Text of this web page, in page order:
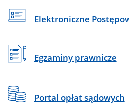
Elektroniczne
Egzaminy prawnicze
Portal opłat sądowych